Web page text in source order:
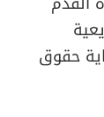
حقوق